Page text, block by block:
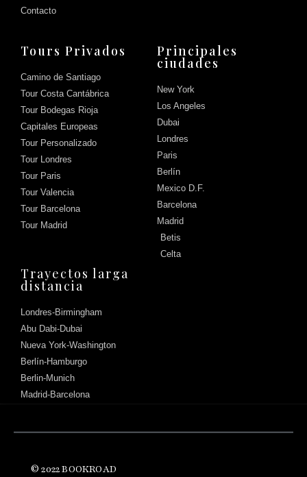
Contacto
Tours Privados
Camino de Santiago
Tour Costa Cantábrica
Tour Bodegas Rioja
Capitales Europeas
Tour Personalizado
Tour Londres
Tour Paris
Tour Valencia
Tour Barcelona
Tour Madrid
Principales
ciudades
New York
Los Angeles
Dubai
Londres
Paris
Berlín
Mexico D.F.
Barcelona
Madrid
Betis
Celta
Trayectos larga
distancia
Londres-Birmingham
Abu Dabi-Dubai
Nueva York-Washington
Berlín-Hamburgo
Berlin-Munich
Madrid-Barcelona
© 2022 BOOKROAD